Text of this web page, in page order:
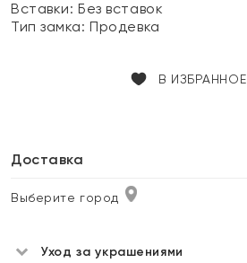
Вставки:Без вставок
Тип замка:Продевка
В ИЗБРАННОЕ
Доставка
Выберите город
Уход за украшениями